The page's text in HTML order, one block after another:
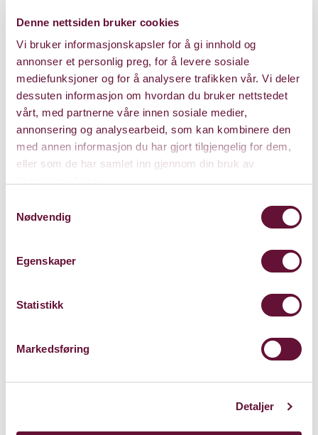
Denne nettsiden bruker cookies
Vi bruker informasjonskapsler for å gi innhold og
annonser et personlig preg, for å levere sosiale
mediefunksjoner og for å analysere trafikken vår. Vi deler
dessuten informasjon om hvordan du bruker nettstedet
vårt, med partnerne våre innen sosiale medier,
annonsering og analysearbeid, som kan kombinere den
med annen informasjon du har gjort tilgjengelig for dem,
eller som de har samlet inn gjennom din bruk av
Nødvendig
Egenskaper
Statistikk
Markedsføring
Detaljer
Torsdag 10. september 2020
Kl. 19:00 Forestillingen er spilt